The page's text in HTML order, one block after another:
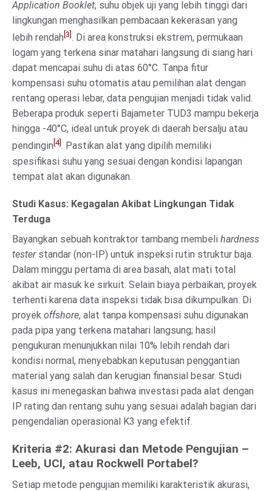
Application Booklet, suhu objek uji yang lebih tinggi dari
lingkungan menghasilkan pembacaan kekerasan yang
lebih rendah [3] . Di area konstruksi ekstrem, permukaan
logam yang terkena sinar matahari langsung di siang hari
dapat mencapai suhu di atas 60°C. Tanpa fitur
kompensasi suhu otomatis atau pemilihan alat dengan
rentang operasi lebar, data pengujian menjadi tidak valid.
Beberapa produk seperti Bajameter TUD3 mampu bekerja
hingga -40°C, ideal untuk proyek di daerah bersalju atau
pendingin [4]. Pastikan alat yang dipilih memiliki
spesifikasi suhu yang sesuai dengan kondisi lapangan
tempat alat akan digunakan.
Studi Kasus: Kegagalan Akibat Lingkungan Tidak
Terduga
Bayangkan sebuah kontraktor tambang membeli hardness
testerstandar (non-IP) untuk inspeksi rutin struktur baja.
Dalam minggu pertama di area basah, alat mati total
akibat air masuk ke sirkuit. Selain biaya perbaikan, proyek
terhenti karena data inspeksi tidak bisa dikumpulkan. Di
proyek offshore, alat tanpa kompensasi suhu digunakan
pada pipa yang terkena matahari langsung; hasil
pengukuran menunjukkan nilai 10% lebih rendah dari
kondisi normal, menyebabkan keputusan penggantian
material yang salah dan kerugian finansial besar. Studi
kasus ini menegaskan bahwa investasi pada alat dengan
IP rating dan rentang suhu yang sesuai adalah bagian dari
pengendalian operasional K3 yang efektif.
Kriteria #2: Akurasi dan Metode Pengujian –
Leeb, UCI, atau Rockwell Portabel?
Setiap metode pengujian memiliki karakteristik akurasi,